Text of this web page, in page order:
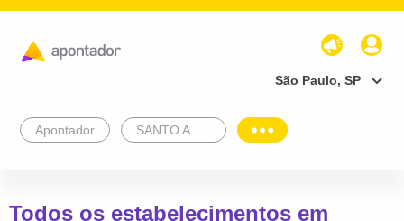
São Paulo, SP
Apontador
Todos os estabelecimentos em